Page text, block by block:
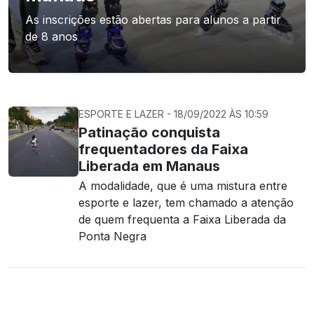
As inscrições estão abertas para alunos a partir
de 8 anos
ESPORTE E LAZER - 18/09/2022 ÀS 10:59
Patinação conquista
frequentadores da Faixa
Liberada em Manaus
A modalidade, que é uma mistura entre
esporte e lazer, tem chamado a atenção
de quem frequenta a Faixa Liberada da
Ponta Negra